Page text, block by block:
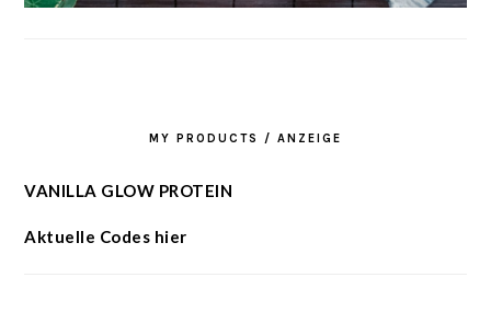
MY PRODUCTS / ANZEIGE
VANILLA GLOW PROTEIN
Aktuelle Codes hier